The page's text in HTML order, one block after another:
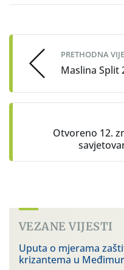
navigation
PRETHODNA
Maslina Split
Otvoreno 12.
VEZANE VIJESTI
Uputa o mjerama
krizantema u